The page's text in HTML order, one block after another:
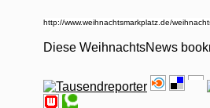
Diese WeihnachtsNews